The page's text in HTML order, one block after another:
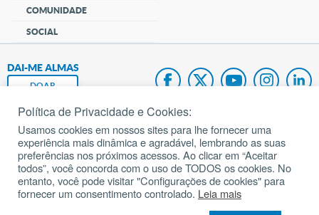
COMUNIDADE
SOCIAL
DAI-ME ALMAS
DOAR
Fundação João Paulo II
Pedido de Oração
Mapa do site
Política de Privacidade e Cookies:
Usamos cookies em nossos sites para lhe fornecer uma
experiência mais dinâmica e agradável, lembrando as suas
preferências nos próximos acessos. Ao clicar em “Aceitar
todos”, você concorda com o uso de TODOS os cookies. No
entanto, você pode visitar "Configurações de cookies" para
fornecer um consentimento controlado. Leia mais